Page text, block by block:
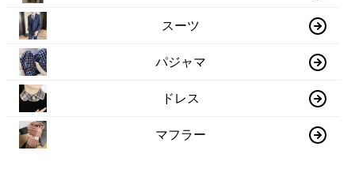
スーツ
パジャマ
ドレス
マフラー